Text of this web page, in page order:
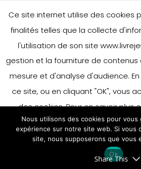
, Mélody
Auzou, 2022
, Pascal Ruter,
Ce site internet utilise des cookies
finalités telles que la collecte
l'utilisation de son site
gestion et la fourniture de contenus
mesure et d'analyse d'audience.
ce site, ou en cliquant "OK", vous
des cookies. Pour en savoir plus
préférences en matière de cookies,
à notre politique sur les
En savoir plus
Share This
Nous utilisons des cookies pour vous
expérience sur notre site web. Si vous
site, nous supposerons que vous
Ok